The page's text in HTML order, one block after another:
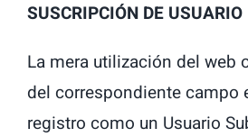
SUSCRIPCIÓN DE USUARIO
La mera utilización del web
del correspondiente campo
registro como un Usuario